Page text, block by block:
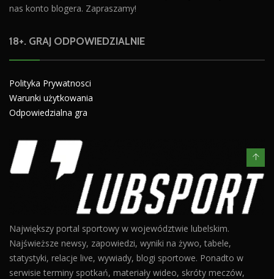
nas konto blogera. Zapraszamy!
18+. GRAJ ODPOWIEDZIALNIE
Polityka Prywatnosci
Warunki użytkowania
Odpowiedzialna gra
Największy portal sportowy w województwie lubelskim.
Najświeższe newsy, zapowiedzi, wyniki na żywo, tabele,
statystyki, relacje live, wywiady, blogi sportowe. Ponadto w
serwisie terminy spotkań, materiały wideo, skróty meczów,